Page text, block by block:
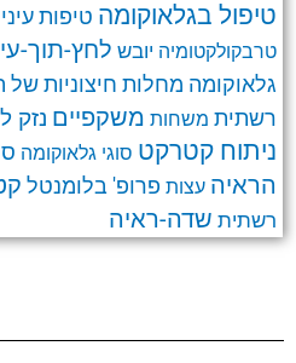
טיפול בגלאוקומה טיפות
טרבקולקטומיה יובש לחץ-תוך-
גלאוקומה מחלות חיצוניות של
רשתית משחות משקפיים נזק
ניתוח קטרקט סוגי גלאוקומה
הראיה עצות פרופ' בלומנטל
רשתית שדה-ראיה